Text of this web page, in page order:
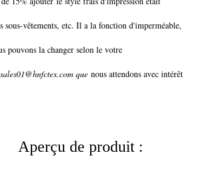
sous-vêtements, etc. Il a la fonction d'imperméable,
pouvons la changer selon le votre
sales01@hnfctex.com que nous attendons avec intérêt
Aperçu de produit :